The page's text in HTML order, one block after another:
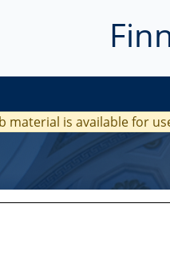
material is available for